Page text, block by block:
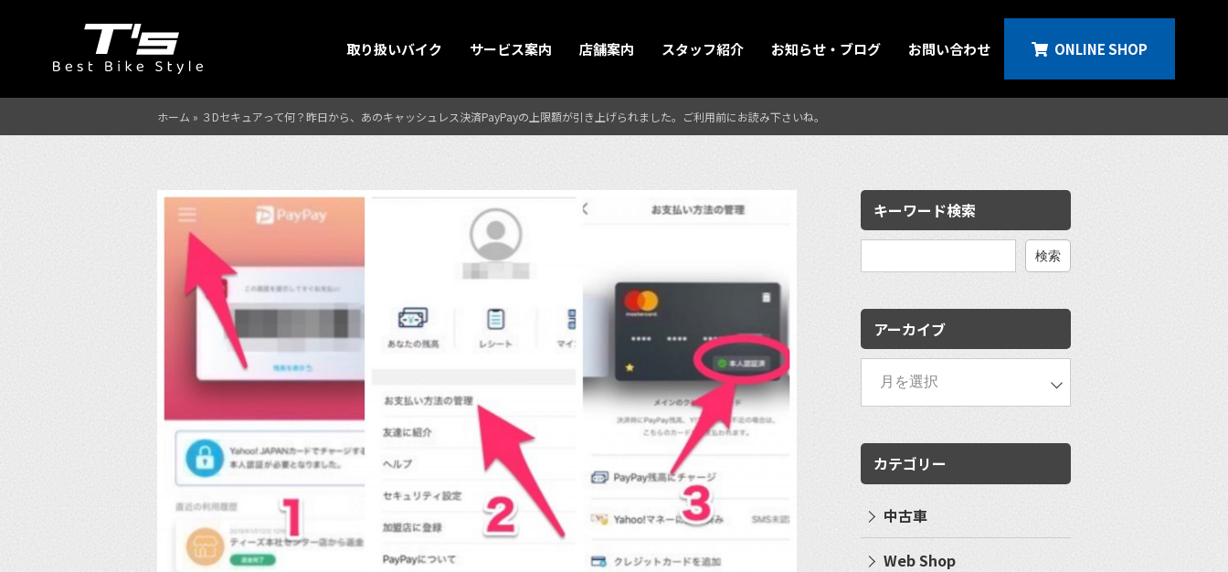
取り扱いバイク サービス案内 店舗案内 スタッフ紹介 お知らせ・ブログ お問い合わせ ONLINE SHOP
ホーム » ３Dセキュアって何？昨日から、あのキャッシュレス決済PayPayの上限額が引き上げられました。ご利用前にお読み下さいね。
キーワード検索
検
アーカイブ
カテゴリー
中古車
Web Shop